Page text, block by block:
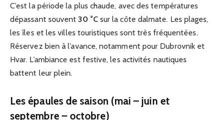
C’est la période la plus chaude, avec des températures
dépassant souvent30 °Csur la côte dalmate. Les plages,
les îles et les villes touristiques sont très fréquentées.
Réservez bien à l’avance, notamment pour Dubrovnik et
Hvar. L’ambiance est festive, les activités nautiques
battent leur plein.
Les épaules de saison (mai – juin et
septembre – octobre)